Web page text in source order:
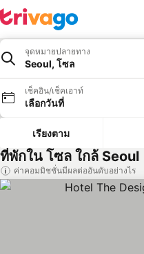
จุดหมายปลายทาง
Seoul, โซล
เช็คอิน/เช็คเอาท์
เลือกวันที่
เรียงตาม
ที่พักใน โซล ใกล้ Seoul
ค่าคอมมิชชั่นมีผลต่ออันดับอย่างไร